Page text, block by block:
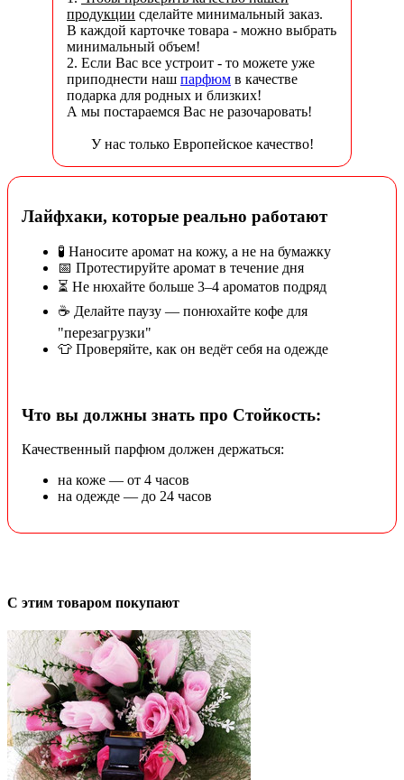
продукции сделайте минимальный заказ.
В каждой карточке товара - можно выбрать
минимальный объем!
2. Если Вас все устроит - то можете уже
приподнести наш парфюм в качестве
подарка для родных и близких!
А мы постараемся Вас не разочаровать!
У нас только Европейское качество!
Лайфхаки, которые реально работают
🧪 Наносите аромат на кожу, а не на бумажку
📅 Протестируйте аромат в течение дня
⏳ Не нюхайте больше 3–4 ароматов подряд
☕ Делайте паузу — понюхайте кофе для
"перезагрузки"
👕 Проверяйте, как он ведёт себя на одежде
Что вы должны знать про Стойкость:
Качественный парфюм должен держаться:
на коже — от 4 часов
на одежде — до 24 часов
С этим товаром покупают